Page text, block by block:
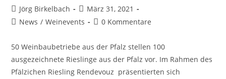
Jörg Birkelbach
März 31, 2021
News / Weinevents 0 Kommentare
50 Weinbaubetriebe aus der Pfalz stellen 100
ausgezeichnete Rieslinge aus der Pfalz vor. Im Rahmen des
Pfälzichen Riesling Rendevouz präsentierten sich